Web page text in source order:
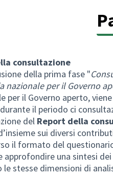
consultazione
della prima fase "
nazionale per il Governo
per il Governo aperto,
il periodo ci
del Report della
sui diversi
il forma​to del
approfondire una sintesi
le stesse dimensioni di